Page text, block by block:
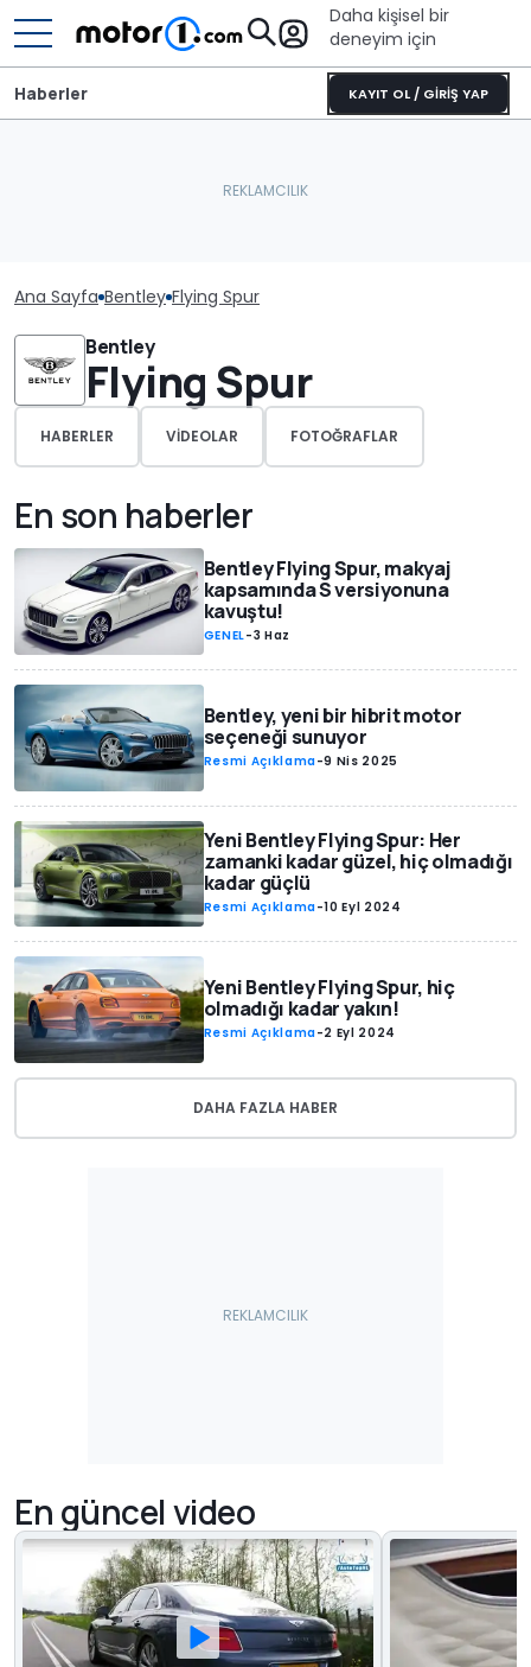
Daha kişisel bir
deneyim için
KAYIT OL / GİRİŞ YAP
Haberler
Ana Sayfa Bentley Flying Spur
Bentley
Flying Spur
HABERLER VIDEOLAR FOTOĞRAFLAR
En son haberler
Bentley Flying Spur, makyaj
kapsamında S versiyonuna
kavuştu!
GENEL-3 Haz
Bentley, yeni bir hibrit motor
seçeneği sunuyor
Resmi Açıklama-9 Nis 2025
Yeni Bentley Flying Spur: Her
zamanki kadar güzel, hiç olmadığı
kadar güçlü
Resmi Açıklama-10 Eyl 2024
Yeni Bentley Flying Spur, hiç
olmadığı kadar yakın!
Resmi Açıklama-2 Eyl 2024
DAHA FAZLA HABER
En güncel video